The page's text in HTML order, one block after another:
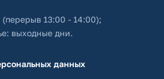
13:00 - 14:00);
выходные дни.
данных